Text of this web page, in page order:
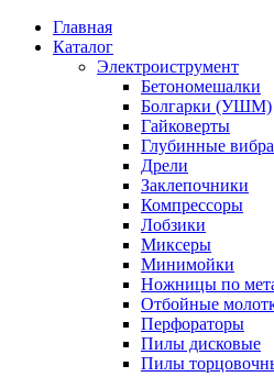
Главная
Каталог
Электроиструмент
Бетономешалки
Болгарки (УШМ)
Гайковерты
Глубинные
Дрели
Заклепочники
Компрессоры
Лобзики
Миксеры
Минимойки
Ножницы по
Отбойные
Перфораторы
Пилы дисковые
Пилы